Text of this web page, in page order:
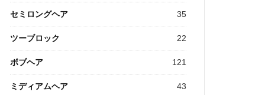
セミロングヘア 35
ツーブロック 22
ボブヘア 121
ミディアムヘア 43